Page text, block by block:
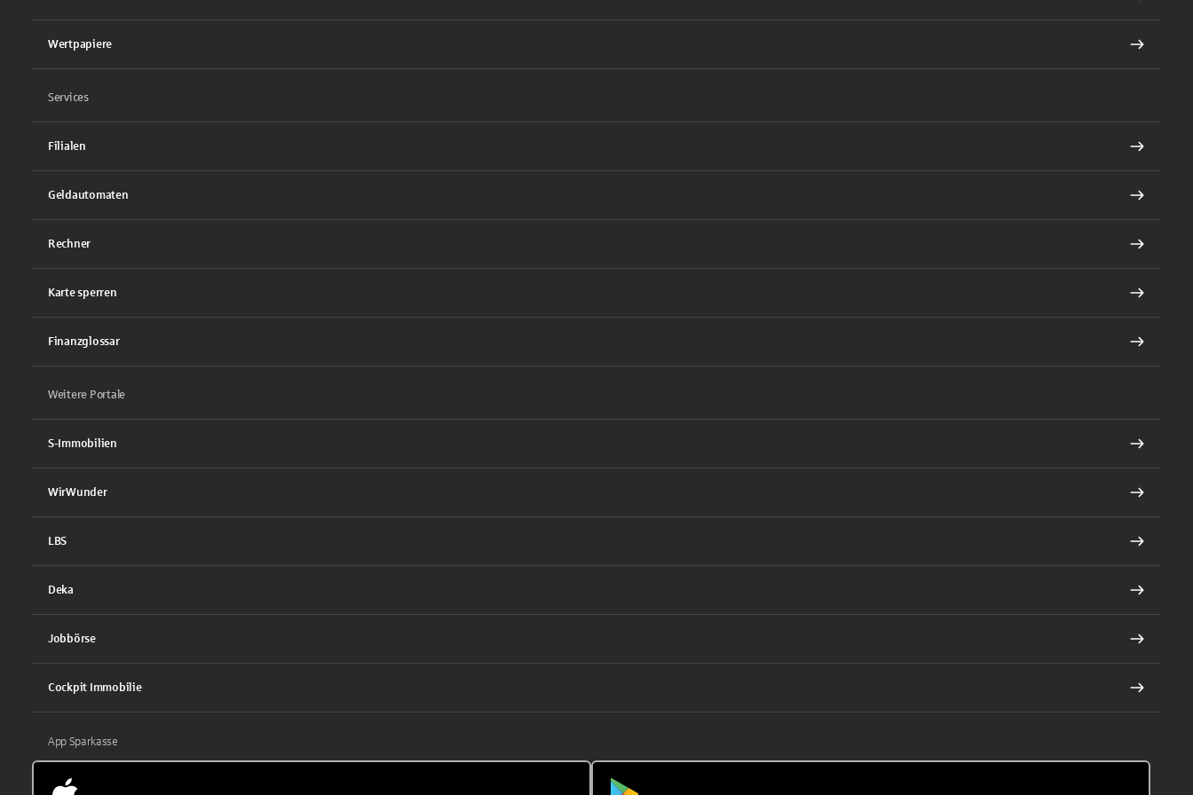
Wertpapiere
Services
Filialen
Geldautomaten
Rechner
Karte sperren
Finanzglossar
Weitere Portale
S-Immobilien
WirWunder
LBS
Deka
Jobbörse
Cockpit Immobilie
App Sparkasse